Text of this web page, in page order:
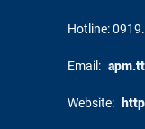
Hotline:
Email:
Website: